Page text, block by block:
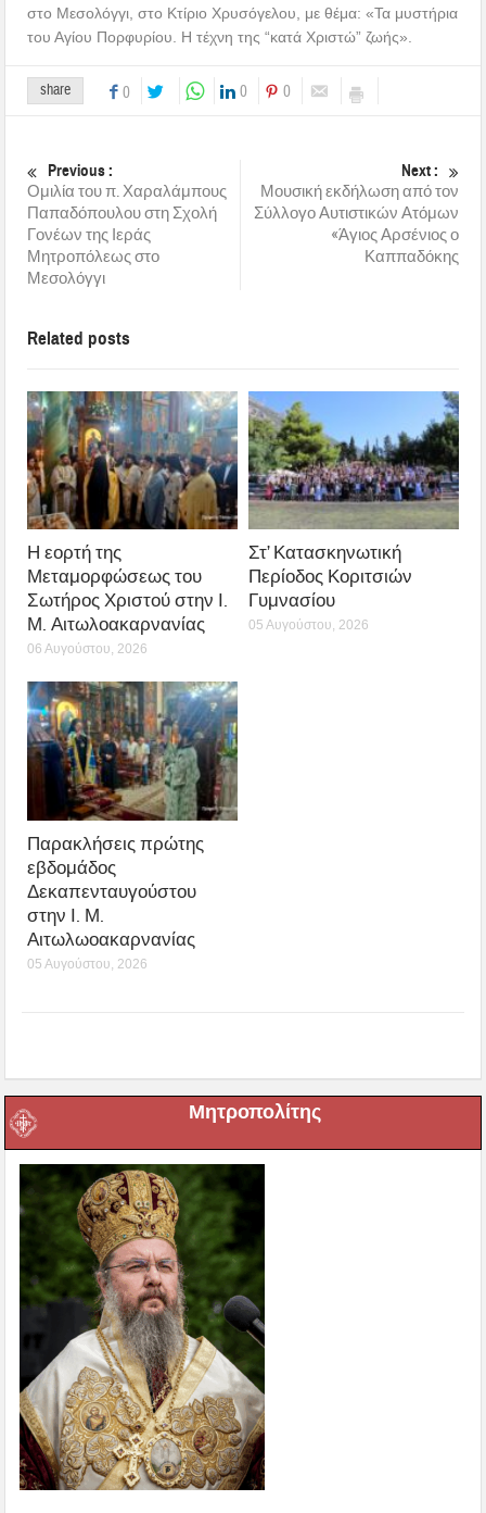
στο Μεσολόγγι, στο Κτίριο Χρυσόγελου, με θέμα: «Τα μυστήρια
του Αγίου Πορφυρίου. Η τέχνη της “κατά Χριστώ” ζωής».
share 0 0 0
Previous :
Ομιλία του π. Χαραλάμπους
Παπαδόπουλου στη Σχολή
Γονέων της Ιεράς
Μητροπόλεως στο
Μεσολόγγι
Next :
Μουσική εκδήλωση από τον
Σύλλογο Αυτιστικών Ατόμων
«Άγιος Αρσένιος ο
Καππαδόκης
Related posts
Η εορτή της
Μεταμορφώσεως του
Σωτήρος Χριστού στην Ι.
Μ. Αιτωλοακαρνανίας
06 Αυγούστου, 2026
Στ’ Κατασκηνωτική
Περίοδος Κοριτσιών
Γυμνασίου
05 Αυγούστου, 2026
Παρακλήσεις πρώτης
εβδομάδος
Δεκαπενταυγούστου
στην Ι. Μ.
Αιτωλωοακαρνανίας
05 Αυγούστου, 2026
Μητροπολίτης